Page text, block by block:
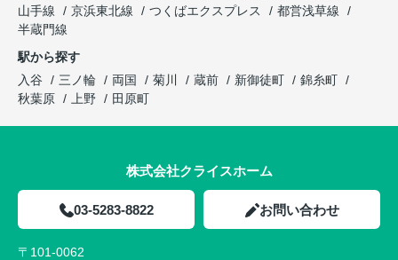
山手線
京浜東北線 つくばエクスプレス
都営浅草線
半蔵門線
駅から探す
入谷
三ノ輪 両国 菊川 蔵前 新御徒町
錦糸町
秋葉原
上野 田原町
株式会社クライスホーム
03-5283-8822 お問い合わせ
〒101-0062